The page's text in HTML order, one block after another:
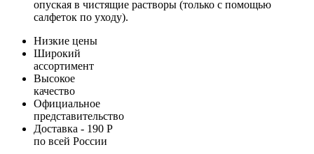
опуская в чистящие растворы (только с помощью
салфеток по уходу).
Низкие цены
Широкий
ассортимент
Высокое
качество
Официальное
представительство
Доставка - 190 Р
по всей России